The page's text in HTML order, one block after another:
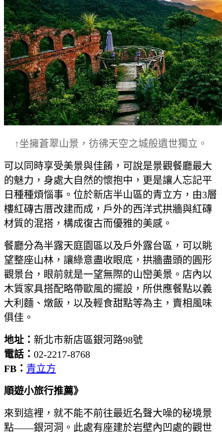
↑坐擁蒼翠山景，彷彿天空之城般遺世獨立。
可以同時享受美景與佳餚，可說是景觀餐廳最大
的魅力，身處大自然的懷抱中，更是讓人忘記平
日種種煩惱事。位於新店半山區的青立方，由3層
樓紅磚古厝改建而成，戶外的西洋式拱牆與紅磚
材質的混搭，構成復古而優雅的美感。
餐廳分為半露天庭園區以及戶外露台區，可以眺
望整座山林，讓綠意盡收眼底，拱牆盡頭的圓形
觀景台，眼前就是一望無際的山巒美景。店內以
木質家具搭配略帶歐風的擺設，所供應餐點以義
大利麵、燉飯，以及輕食甜點等為主，賣相風味
俱佳。
地址： 新北市新店區銀河路98號
電話： 02-2217-8768
FB： 青立方
順遊小旅行推薦》
來到這裡，就不能不前往最近名聲大噪的秘境景
點——銀河洞。此處有座建於岩壁內凹處的觀世